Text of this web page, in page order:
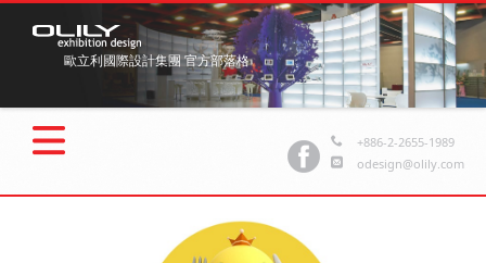
歐立利國際設計集團 官方部落格
+886-2-2655-1989
odesign@olily.com